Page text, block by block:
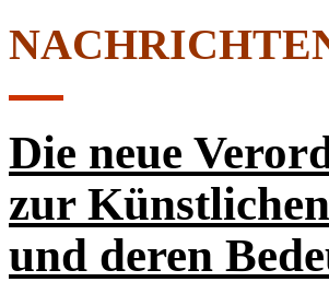
Die neue
zur
und deren